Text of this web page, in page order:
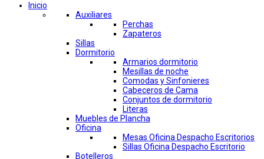
Inicio
Auxiliares
Perchas
Zapateros
Sillas
Dormitorio
Armarios dormitorio
Mesillas de noche
Comodas y Sinfonieres
Cabeceros de Cama
Conjuntos de dormitorio
Literas
Muebles de Plancha
Oficina
Mesas Oficina Despacho Escritorios
Sillas Oficina Despacho Escritorio
Botelleros